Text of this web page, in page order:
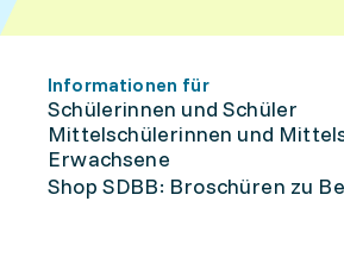
Informationen für
Schülerinnen und Schüler
Mittelschülerinnen und
Erwachsene
Shop SDBB: Broschüren zu